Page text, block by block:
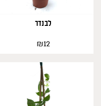
לבנדר
12
₪